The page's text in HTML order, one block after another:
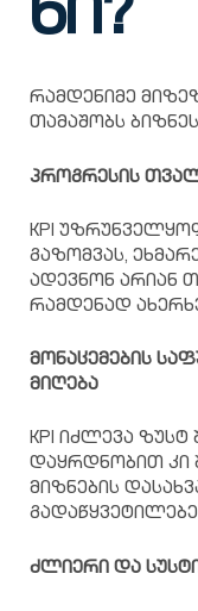
ნი?
რამდენიმე
თამაშობს
პროგრესის
KPI
გაზომვას,
ადევნონ არიან
რამდენად
მონაცემების
მიღება
KPI იძლევა ზუსტ
დაყრდნობით კი
მიზნების
ძლიერი და